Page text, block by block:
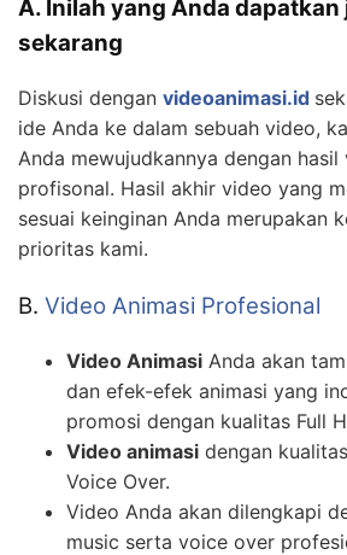
A. Inilah yang Anda
sekarang
Diskusi dengan videoanimasi.id
ide Anda ke dalam sebuah video,
Anda mewujudkannya dengan
profisonal. Hasil akhir video yang
sesuai keinginan Anda merupakan
prioritas kami.
B. Video Animasi Profesional
Video Animasi Anda akan
dan efek-efek animasi yang
promosi dengan kualitas Full
Video animasi dengan
Voice Over.
Video Anda akan dilengkapi
music serta voice over